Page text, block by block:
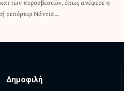
ρεπόρτερ Νάντια…
Δημοφιλή